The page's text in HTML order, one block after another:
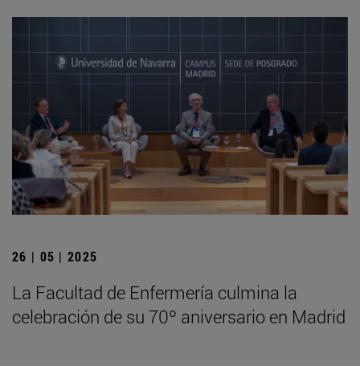
26 | 05 | 2025
La Facultad de Enfermería culmina la
celebración de su 70º aniversario en Madrid